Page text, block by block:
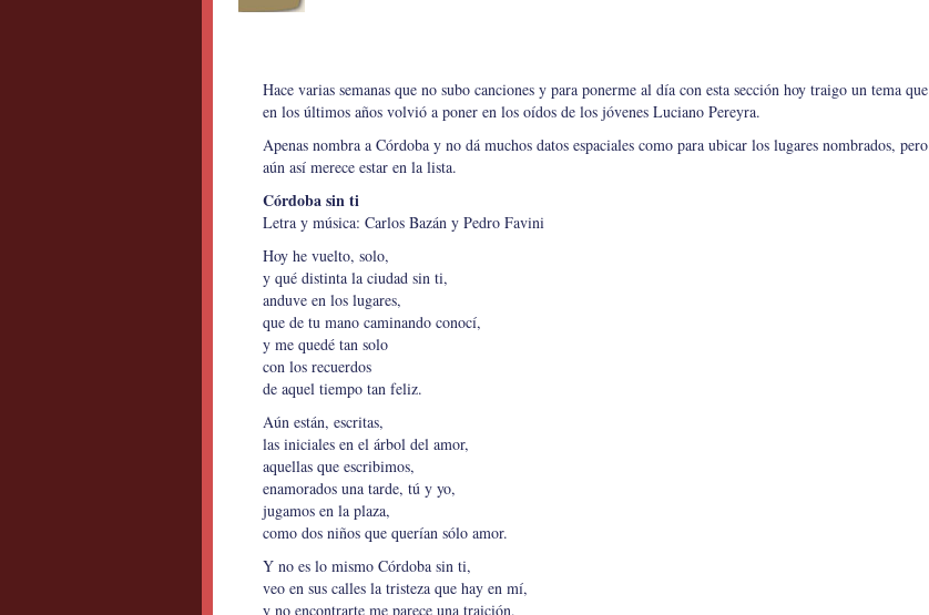
Hace varias semanas que no subo canciones y para ponerme al día con esta sección hoy traigo un tema que
en los últimos años volvió a poner en los oídos de los jóvenes Luciano Pereyra.
Apenas nombra a Córdoba y no dá muchos datos espaciales como para ubicar los lugares nombrados, pero
aún así merece estar en la lista.
Córdoba sin ti
Letra y música: Carlos Bazán y Pedro Favini
Hoy he vuelto, solo,
y qué distinta la ciudad sin ti,
anduve en los lugares,
que de tu mano caminando conocí,
y me quedé tan solo
con los recuerdos
de aquel tiempo tan feliz.
Aún están, escritas,
las iniciales en el árbol del amor,
aquellas que escribimos,
enamorados una tarde, tú y yo,
jugamos en la plaza,
como dos niños que querían sólo amor.
Y no es lo mismo Córdoba sin ti,
veo en sus calles la tristeza que hay en mí,
y no encontrarte me parece una traición,